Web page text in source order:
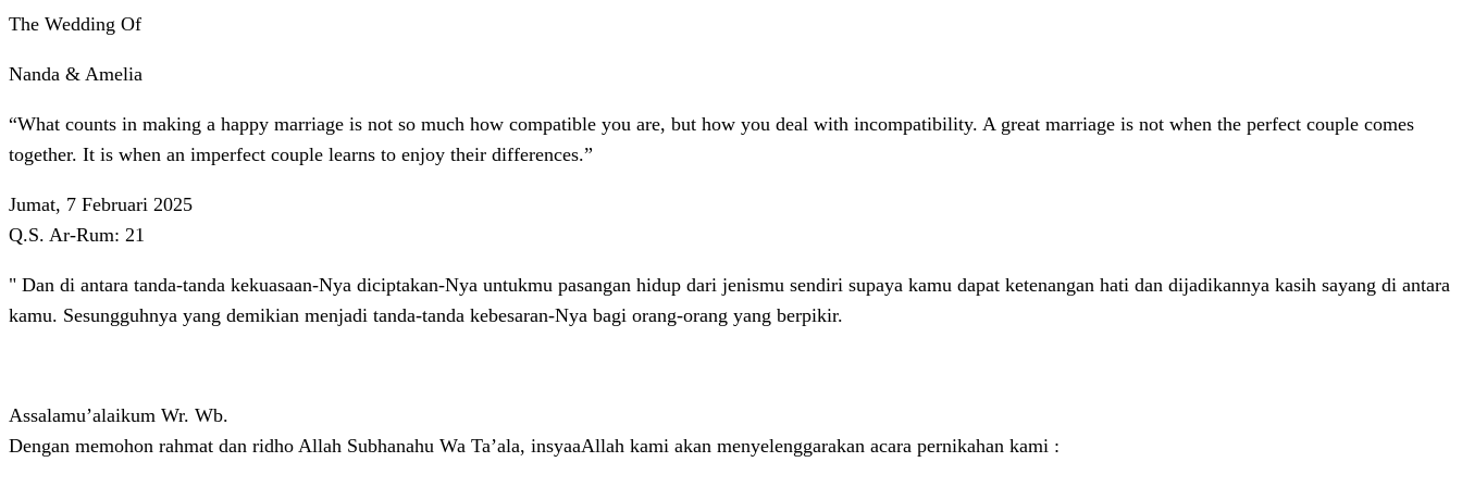
The Wedding Of
Nanda & Amelia
“What counts in making a happy marriage is not so much how compatible you are, but how you deal with incompatibility. A great marriage is not when the perfect couple comes
together. It is when an imperfect couple learns to enjoy their differences.”
Jumat, 7 Februari 2025
Q.S. Ar-Rum: 21
" Dan di antara tanda-tanda kekuasaan-Nya diciptakan-Nya untukmu pasangan hidup dari jenismu sendiri supaya kamu dapat ketenangan hati dan dijadikannya kasih sayang di antara
kamu. Sesungguhnya yang demikian menjadi tanda-tanda kebesaran-Nya bagi orang-orang yang berpikir.
Assalamu’alaikum Wr. Wb.
Dengan memohon rahmat dan ridho Allah Subhanahu Wa Ta’ala, insyaaAllah kami akan menyelenggarakan acara pernikahan kami :